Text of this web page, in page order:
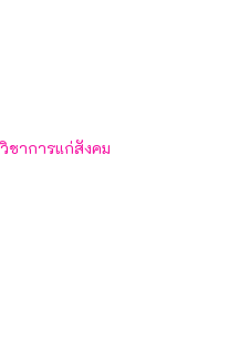
ชาการแก่สังคม